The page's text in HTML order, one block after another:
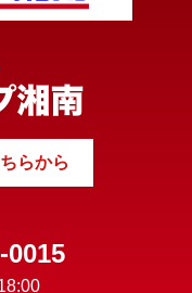
らから
0015